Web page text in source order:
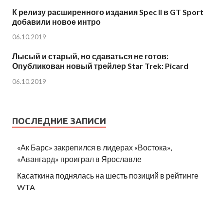
К релизу расширенного издания Spec II в GT Sport
добавили новое интро
06.10.2019
Лысый и старый, но сдаваться не готов:
Опубликован новый трейлер Star Trek: Picard
06.10.2019
ПОСЛЕДНИЕ ЗАПИСИ
«Ак Барс» закрепился в лидерах «Востока»,
«Авангард» проиграл в Ярославле
Касаткина поднялась на шесть позиций в рейтинге
WTA